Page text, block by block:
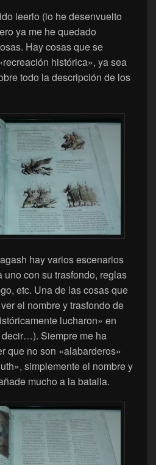
leerlo (lo he desenvuelto
ya me he quedado
Hay cosas que se
histórica», ya sea
todo la descripción de los
hay varios escenarios
uno con su trasfondo, reglas
etc. Una de las cosas que
el nombre y trasfondo de
lucharon» en
Siempre me ha
que no son «alabarderos»
simplemente el nombre y
mucho a la batalla.